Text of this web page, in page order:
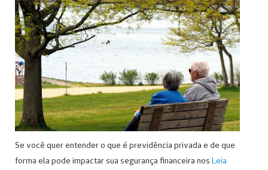
Se você quer entender o que é previdência privada e de que
forma ela pode impactar sua segurança financeira nos Leia